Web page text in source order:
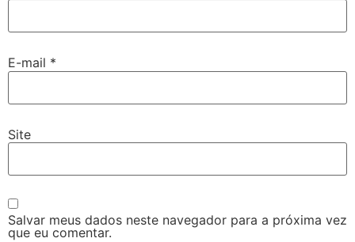
E-mail *
Site
Salvar meus dados neste navegador para a próxima vez
que eu comentar.